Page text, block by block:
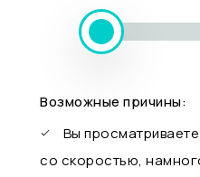
Возможные причины:
Вы
со скоростью,